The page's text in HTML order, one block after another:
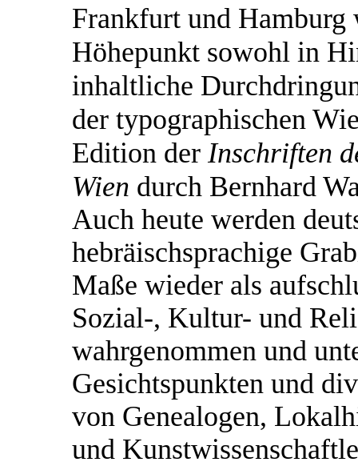
Frankfurt und Hamburg
Höhepunkt sowohl in
inhaltliche
der typographischen
Edition der Inschriften
Wien durch Bernhard
Auch heute werden
hebräischsprachige
Maße wieder als
Sozial-, Kultur- und
wahrgenommen und
Gesichtspunkten und
von Genealogen,
und